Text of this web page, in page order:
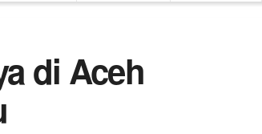
di Aceh